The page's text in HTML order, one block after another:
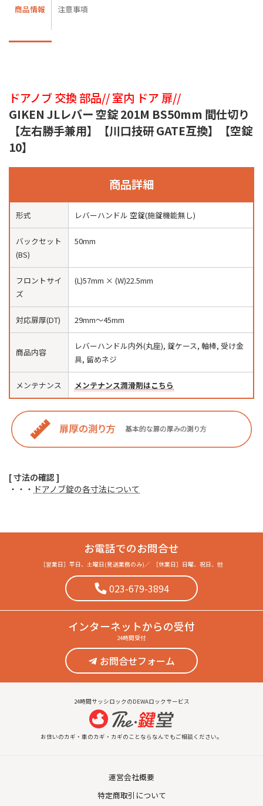
商品情報 注意事項
ドアノブ 交換 部品// 室内 ドア 扉//
GIKEN JLレバー 空錠 201M BS50mm 間仕切り
【左右勝手兼用】【川口技研 GATE互換】【空錠
10】
商品詳細
形式 レバーハンドル 空錠(施錠機能無し)
バックセット
(BS)
50mm
フロントサイ
ズ
(L)57mm × (W)22.5mm
対応扉厚(DT) 29mm〜45mm
商品内容
レバーハンドル内外(丸座), 錠ケース, 軸棒, 受け金
具, 留めネジ
メンテナンス メンテナンス潤滑剤はこちら
[ 寸法の確認 ]
・・・ ドアノブ錠の各寸法について
お電話でのお問合せ
［営業日］ 平日、土曜日(発送業務のみ) ／ ［休業日］ 日曜、祝日、他
023-679-3894
インターネットからの受付
24時間受付
お問合せフォーム
24時間サッシロックのDEWAロックサービス
お住いのカギ・車のカギ・カギのことならなんでもご相談ください。
運営会社概要
特定商取引について